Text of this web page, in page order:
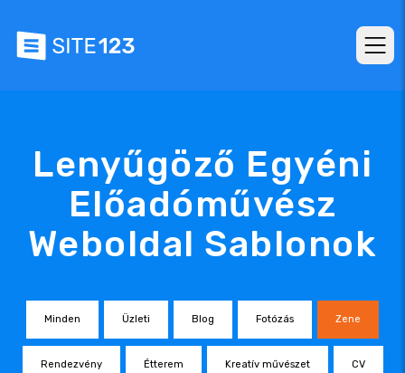
Lenyűgöző Egyéni
Előadóművész
Weboldal Sablonok
Minden Üzleti Blog Fotózás Zene
Rendezvény Étterem Kreatív művészet CV